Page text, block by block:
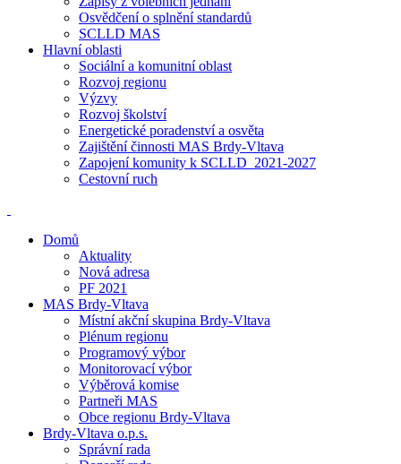
Osvědčení o splnění standardů
SCLLD MAS
Hlavní oblasti
Sociální a komunitní oblast
Rozvoj regionu
Výzvy
Rozvoj školství
Energetické poradenství a osvěta
Zajištění činnosti MAS Brdy-Vltava
Zapojení komunity k SCLLD_2021-2027
Cestovní ruch
Domů
Aktuality
Nová adresa
PF 2021
MAS Brdy-Vltava
Místní akční skupina Brdy-Vltava
Plénum regionu
Programový výbor
Monitorovací výbor
Výběrová komise
Partneři MAS
Obce regionu Brdy-Vltava
Brdy-Vltava o.p.s.
Správní rada